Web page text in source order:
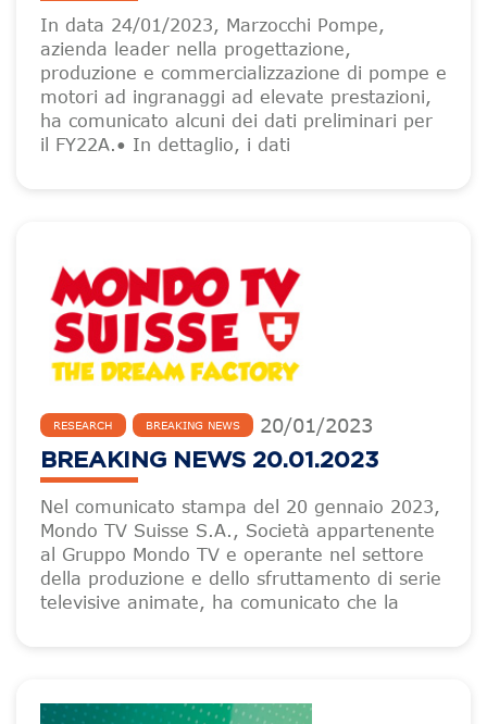
In data 24/01/2023, Marzocchi Pompe,
azienda leader nella progettazione,
produzione e commercializzazione di pompe e
motori ad ingranaggi ad elevate prestazioni,
ha comunicato alcuni dei dati preliminari per
il FY22A.• In dettaglio, i dati
RESEARCH BREAKING NEWS 20/01/2023
BREAKING NEWS 20.01.2023
Nel comunicato stampa del 20 gennaio 2023,
Mondo TV Suisse S.A., Società appartenente
al Gruppo Mondo TV e operante nel settore
della produzione e dello sfruttamento di serie
televisive animate, ha comunicato che la